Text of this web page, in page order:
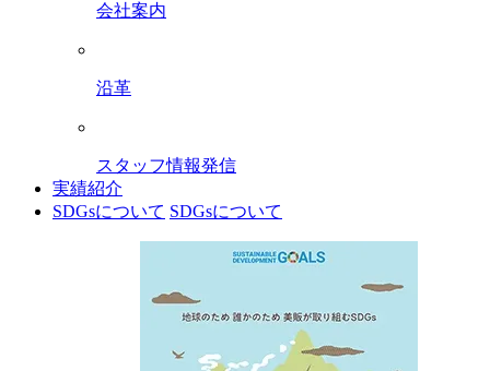
会社案内
沿革
スタッフ情報発信
実績紹介
SDGsについて SDGsについて